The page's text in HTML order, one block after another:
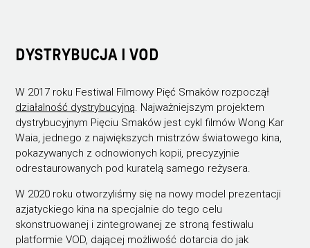
DYSTRYBUCJA I VOD
W 2017 roku Festiwal Filmowy Pięć Smaków rozpoczął
działalność dystrybucyjną. Najważniejszym projektem
dystrybucyjnym Pięciu Smaków jest cykl filmów Wong Kar
Waia, jednego z największych mistrzów światowego kina,
pokazywanych z odnowionych kopii, precyzyjnie
odrestaurowanych pod kuratelą samego reżysera.
W 2020 roku otworzyliśmy się na nowy model prezentacji
azjatyckiego kina na specjalnie do tego celu
skonstruowanej i zintegrowanej ze stroną festiwalu
platformie VOD, dającej możliwość dotarcia do jak